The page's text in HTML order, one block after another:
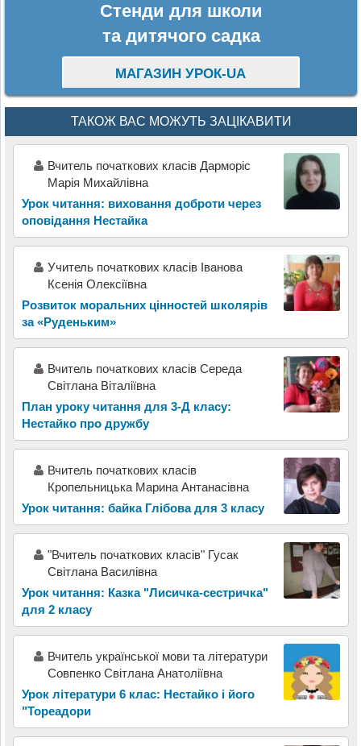
Стенди для школи
та дитячого садка
МАГАЗИН УРОК-UA
ТАКОЖ ВАС МОЖУТЬ ЗАЦІКАВИТИ
Вчитель початкових класів Дарморіс
Марія Михайлівна
Урок читання: виховання доброти через
оповідання Нестайка
Учитель початкових класів Іванова
Ксенія Олексіївна
Розвиток моральних цінностей школярів
за «Руденьким»
Вчитель початкових класів Середа
Світлана Віталіївна
План уроку читання для 3-Д класу:
Нестайко про дружбу
Вчитель початкових класів
Кропельницька Марина Антанасівна
Урок читання: байка Глібова для 3 класу
"Вчитель початкових класів" Гусак
Світлана Василівна
Урок читання: Казка "Лисичка-сестричка"
для 2 класу
Вчитель української мови та літератури
Совпенко Світлана Анатоліївна
Урок літератури 6 клас: Нестайко і його
"Тореадори